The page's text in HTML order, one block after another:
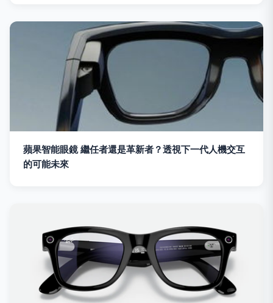
蘋果智能眼鏡 繼任者還是革新者？透視下一代人機交互
的可能未來